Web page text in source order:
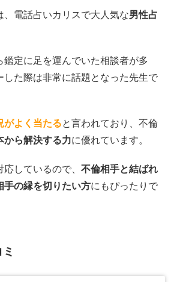
電話占いカリスで大人気な男性占
鑑定に足を運んでいた相談者が多
した際は非常に話題となった先生で
がよく当たると言われており、不倫
から解決する力に優れています。
応しているので、 不倫相手と結ばれ
手の縁を切りたい方にもぴったりで